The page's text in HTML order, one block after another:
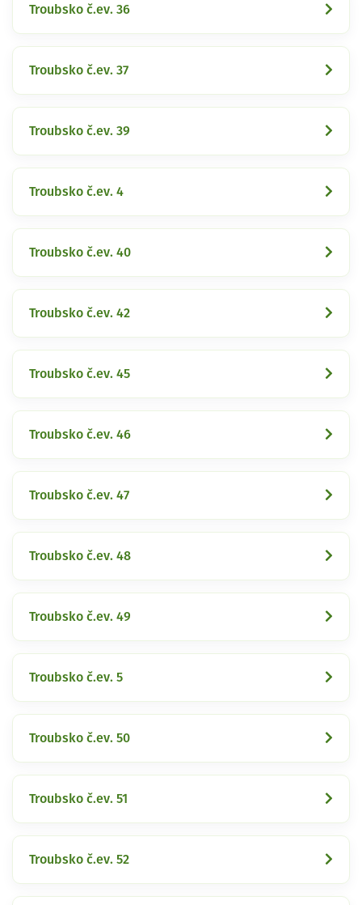
Troubsko č.ev. 36
Troubsko č.ev. 37
Troubsko č.ev. 39
Troubsko č.ev. 4
Troubsko č.ev. 40
Troubsko č.ev. 42
Troubsko č.ev. 45
Troubsko č.ev. 46
Troubsko č.ev. 47
Troubsko č.ev. 48
Troubsko č.ev. 49
Troubsko č.ev. 5
Troubsko č.ev. 50
Troubsko č.ev. 51
Troubsko č.ev. 52